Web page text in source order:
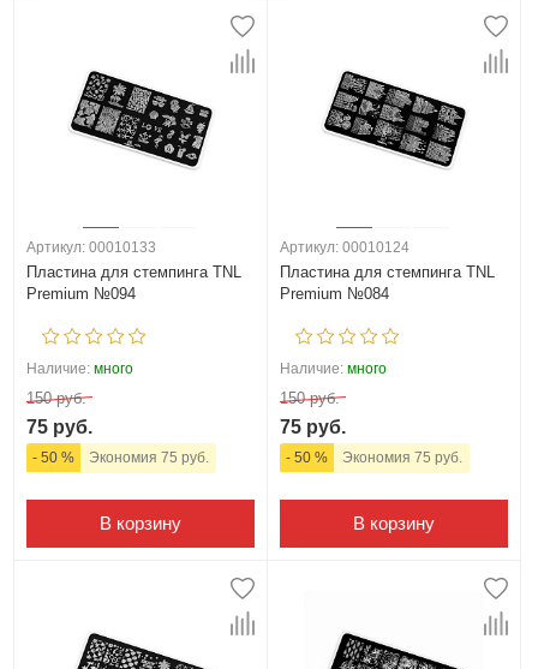
Артикул: 00010133
Пластина для стемпинга TNL
Premium №094
Наличие: много
150 руб.
75 руб.
- 50 % Экономия 75 руб.
В корзину
Артикул: 00010124
Пластина для стемпинга TNL
Premium №084
Наличие: много
150 руб.
75 руб.
- 50 % Экономия 75 руб.
В корзину